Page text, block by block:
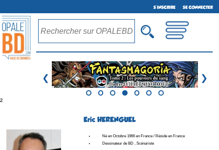
S'INSCRIRE SE CONNECTER
❮ ❯
²
Eric HERENGUEL
Né en Octobre 1966 en France / Réside en France
Dessinateur de BD , Scénariste